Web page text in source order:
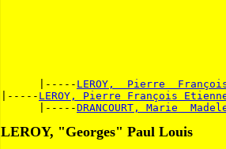
      |-----
LEROY,  Pierre
|----- LEROY, Pierre François
      |-----
DRANCOURT, Marie
LEROY, "Georges" Paul Louis